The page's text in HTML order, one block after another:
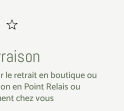
le retrait en boutique ou
en Point Relais ou
chez vous